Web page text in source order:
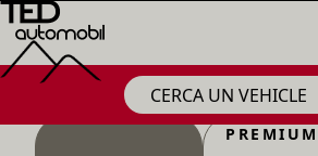
CERCA UN VEHICLE
PREMIUM